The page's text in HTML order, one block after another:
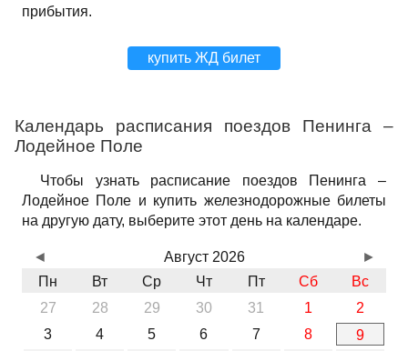
прибытия.
купить ЖД билет
Календарь расписания поездов Пенинга –
Лодейное Поле
Чтобы узнать расписание поездов Пенинга –
Лодейное Поле и купить железнодорожные билеты
на другую дату, выберите этот день на календаре.
Август 2026
Пн
Вт Ср Чт Пт Сб
Вс
27
28 29 30 31 1
2
3
4 5 6 7 8
9
◄ ►